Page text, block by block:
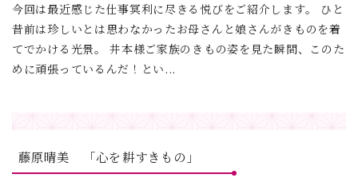
今回は最近感じた仕事冥利に尽きる悦びをご紹介します。 ひと
昔前は珍しいとは思わなかったお母さんと娘さんがきものを着
てでかける光景。 井本様ご家族のきもの姿を見た瞬間、このた
めに頑張っているんだ！とい...
藤原晴美 「心を耕すきもの」